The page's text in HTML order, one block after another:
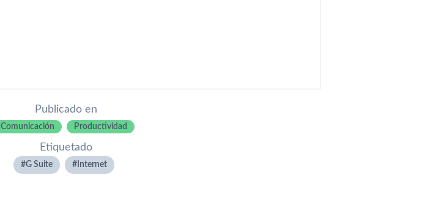
Publicado en
Comunicación Productividad
Etiquetado
G Suite Internet